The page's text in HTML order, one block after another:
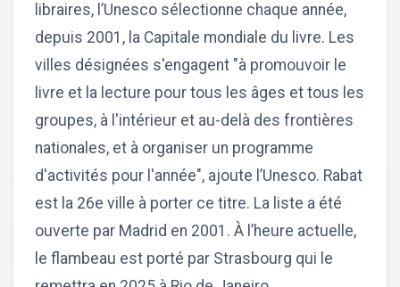
libraires, l’Unesco sélectionne chaque année,
depuis 2001, la Capitale mondiale du livre. Les
villes désignées s'engagent "à promouvoir le
livre et la lecture pour tous les âges et tous les
groupes, à l'intérieur et au-delà des frontières
nationales, et à organiser un programme
d'activités pour l'année", ajoute l’Unesco. Rabat
est la 26e ville à porter ce titre. La liste a été
ouverte par Madrid en 2001. À l’heure actuelle,
le flambeau est porté par Strasbourg qui le